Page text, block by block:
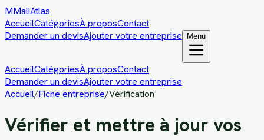
MMaliAtlas
AccueilCatégoriesÀ proposContact
Demander un devisAjouter votre entreprise Menu
AccueilCatégoriesÀ proposContact
Demander un devisAjouter votre entreprise
Accueil/Fiche entreprise/Vérification
Vérifier et mettre à jour vos